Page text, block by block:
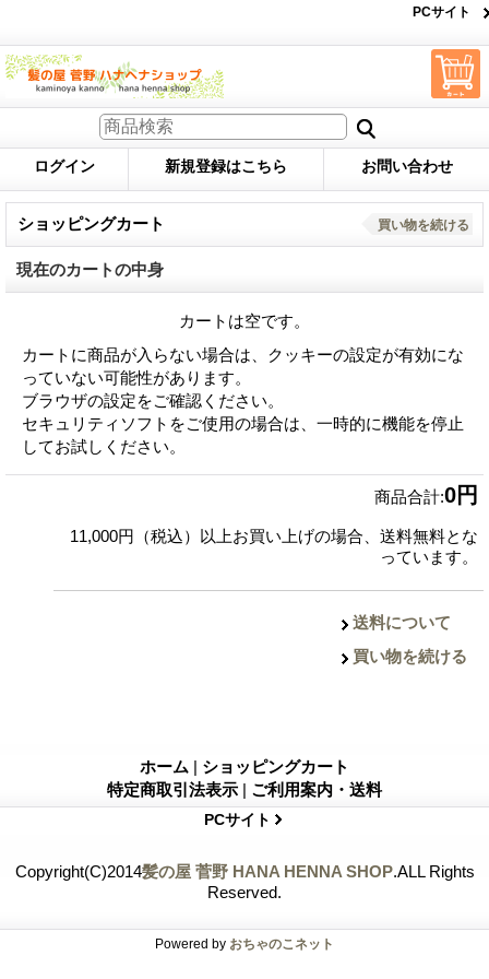
PCサイト
ログイン 新規登録はこちら お問い合わせ
ショッピングカート 買い物を続ける
現在のカートの中身
カートは空です。
カートに商品が入らない場合は、クッキーの設定が有効にな
っていない可能性があります。
ブラウザの設定をご確認ください。
セキュリティソフトをご使用の場合は、一時的に機能を停止
してお試しください。
商品合計:0円
11,000円（税込）以上お買い上げの場合、送料無料とな
っています。
送料について
買い物を続ける
ホーム | ショッピングカート
特定商取引法表示 | ご利用案内・送料
PCサイト
Copyright(C)2014髪の屋 菅野 HANA HENNA SHOP.ALL Rights
Reserved.
Powered by おちゃのこネット